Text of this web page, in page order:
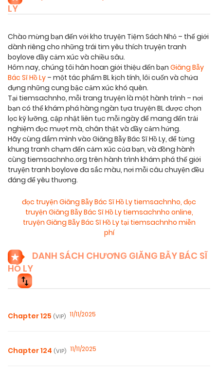
LY
Chào mừng bạn đến với kho truyện Tiệm Sách Nhỏ – thế giới
dành riêng cho những trái tim yêu thích truyện tranh
boylove đầy cảm xúc và chiều sâu.
Hôm nay, chúng tôi hân hoan giới thiệu đến bạn Giăng Bẫy
Bác Sĩ Hồ Ly – một tác phẩm BL kịch tính, lôi cuốn và chứa
đựng những cung bậc cảm xúc khó quên.
Tại tiemsachnho, mỗi trang truyện là một hành trình – nơi
bạn có thể khám phá hàng ngàn tựa truyện BL được chọn
lọc kỹ lưỡng, cập nhật liên tục mỗi ngày để mang đến trải
nghiệm đọc mượt mà, chân thật và đầy cảm hứng.
Hãy cùng đắm mình vào Giăng Bẫy Bác Sĩ Hồ Ly, để từng
khung tranh chạm đến cảm xúc của bạn, và đồng hành
cùng tiemsachnho.org trên hành trình khám phá thế giới
truyện tranh boylove đa sắc màu, nơi mỗi câu chuyện đều
đáng để yêu thương.
đọc truyện Giăng Bẫy Bác Sĩ Hồ Ly tiemsachnho, đọc
truyện Giăng Bẫy Bác Sĩ Hồ Ly tiemsachnho online,
truyện Giăng Bẫy Bác Sĩ Hồ Ly tại tiemsachnho miễn
phí
DANH SÁCH CHƯƠNG GIĂNG BẪY BÁC SĨ
HỒ LY
Chapter 125 (VIP) 11/11/2025
Chapter 124 (VIP) 11/11/2025